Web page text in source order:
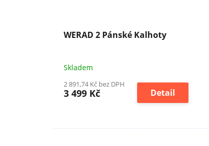
WERAD 2 Pánské Kalhoty
Skladem
2 891,74 Kč bez DPH
3 499 Kč Detail